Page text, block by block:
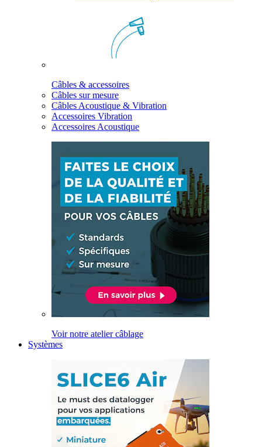
Câbles & accessoires
Câbles sur mesure
Câbles Acoustique & Vibration
Accessoires Vibration
Accessoires Acoustique
Voir notre atelier câblage
Systèmes